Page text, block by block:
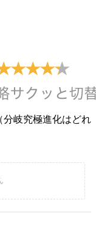
分岐究極進化はどれ